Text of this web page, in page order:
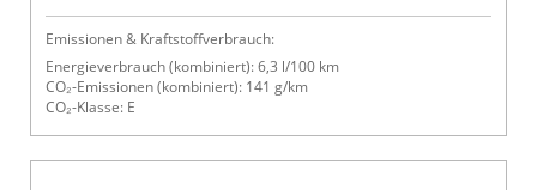
Emissionen & Kraftstoffverbrauch:
Energieverbrauch (kombiniert): 6,3 l/100 km
CO₂-Emissionen (kombiniert): 141 g/km
CO₂-Klasse: E